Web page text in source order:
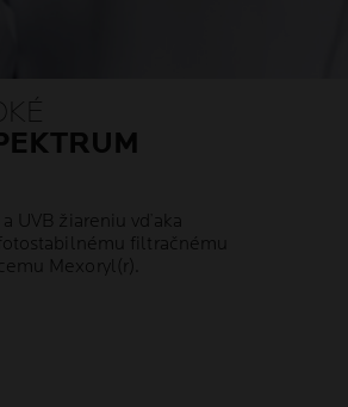
UVB žiareniu vďaka
filtračnému
Mexoryl(r).